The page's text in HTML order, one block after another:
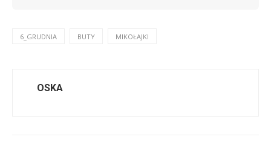
6_GRUDNIA BUTY MIKOŁAJKI
OSKA